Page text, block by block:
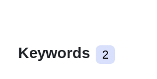
Keywords 2